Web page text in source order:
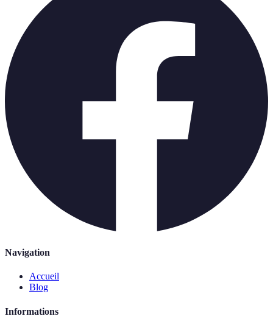
Navigation
Accueil
Blog
Informations